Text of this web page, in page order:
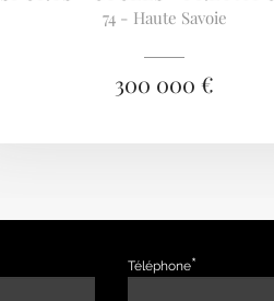
74 - Haute Savoie
300 000 €
Téléphone